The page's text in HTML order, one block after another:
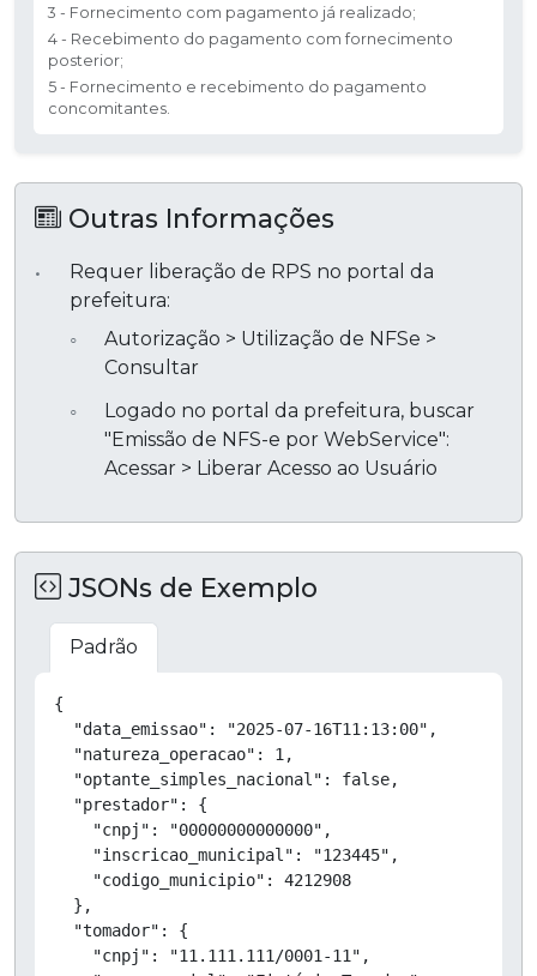
3 - Fornecimento com pagamento já realizado;
4 - Recebimento do pagamento com fornecimento
posterior;
5 - Fornecimento e recebimento do pagamento
concomitantes.
Outras Informações
Requer liberação de RPS no portal da
prefeitura:
Autorização > Utilização de NFSe >
Consultar
Logado no portal da prefeitura, buscar
"Emissão de NFS-e por WebService":
Acessar > Liberar Acesso ao Usuário
JSONs de Exemplo
Padrão
{
  "data_emissao": "2025-07-16T11:13:00",
  "natureza_operacao": 1,
  "optante_simples_nacional": false,
  "prestador": {
    "cnpj": "00000000000000",
    "inscricao_municipal": "123445",
    "codigo_municipio": 4212908
  },
  "tomador": {
    "cnpj": "11.111.111/0001-11",